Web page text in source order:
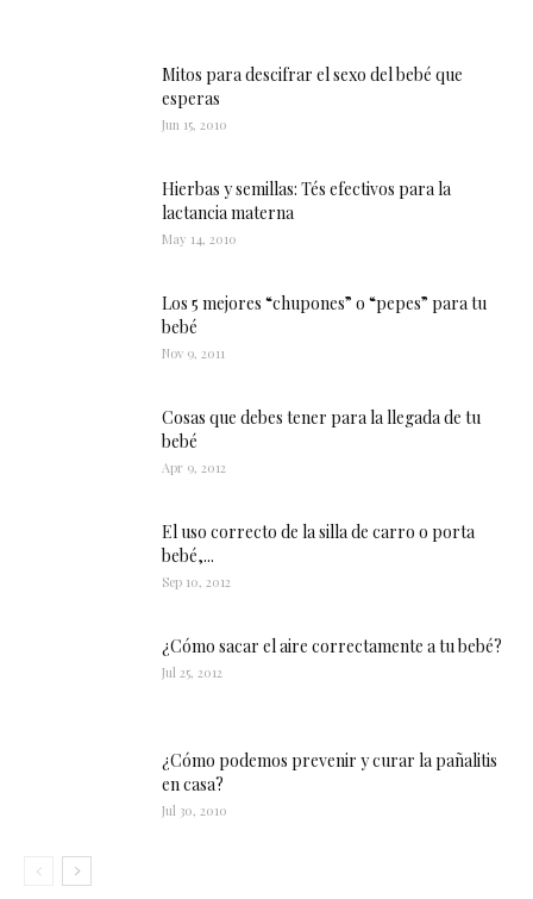
Mitos para descifrar el sexo del bebé que
esperas
Jun 15, 2010
Hierbas y semillas: Tés efectivos para la
lactancia materna
May 14, 2010
Los 5 mejores “chupones” o “pepes” para tu
bebé
Nov 9, 2011
Cosas que debes tener para la llegada de tu
bebé
Apr 9, 2012
El uso correcto de la silla de carro o porta
bebé,...
Sep 10, 2012
¿Cómo sacar el aire correctamente a tu bebé?
Jul 25, 2012
¿Cómo podemos prevenir y curar la pañalitis
en casa?
Jul 30, 2010